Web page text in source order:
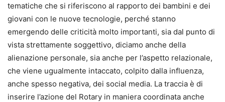
tematiche che si riferiscono al rapporto dei bambini e dei
giovani con le nuove tecnologie, perché stanno
emergendo delle criticità molto importanti, sia dal punto di
vista strettamente soggettivo, diciamo anche della
alienazione personale, sia anche per l’aspetto relazionale,
che viene ugualmente intaccato, colpito dalla influenza,
anche spesso negativa, dei social media. La traccia è di
inserire l’azione del Rotary in maniera coordinata anche